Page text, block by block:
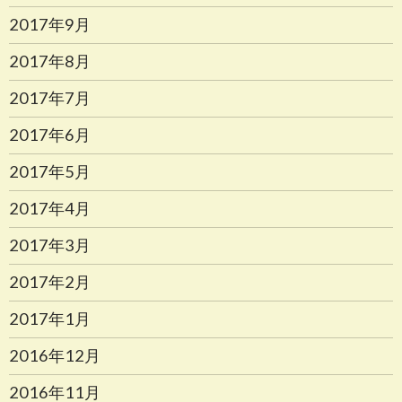
2017年9月
2017年8月
2017年7月
2017年6月
2017年5月
2017年4月
2017年3月
2017年2月
2017年1月
2016年12月
2016年11月